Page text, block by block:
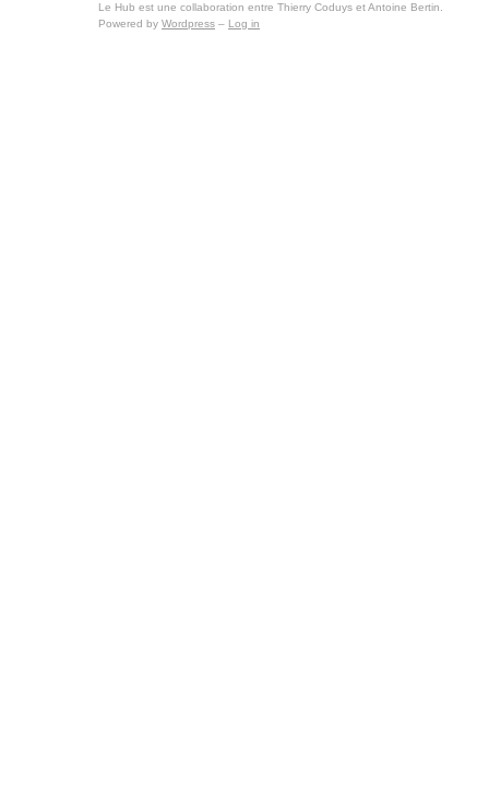
Le Hub est une collaboration entre Thierry Coduys et Antoine Bertin.
Powered by Wordpress – Log in